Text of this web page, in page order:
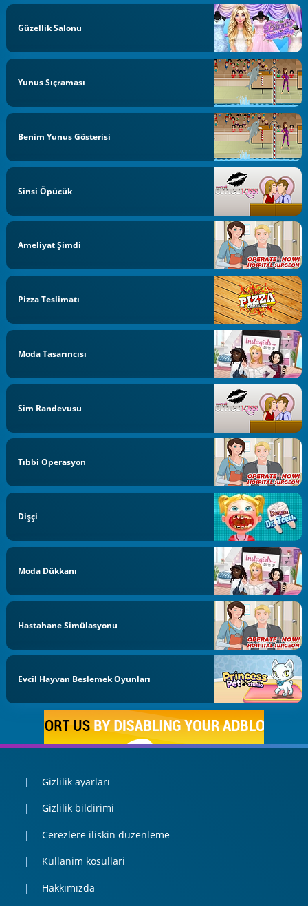
Güzellik Salonu
Yunus Sıçraması
Benim Yunus Gösterisi
Sinsi Öpücük
Ameliyat Şimdi
Pizza Teslimatı
Moda Tasarıncısı
Sim Randevusu
Tıbbi Operasyon
Dişçi
Moda Dükkanı
Hastahane Simülasyonu
Evcil Hayvan Beslemek Oyunları
Gizlilik ayarları
Gizlilik bildirimi
Cerezlere iliskin duzenleme
Kullanim kosullari
Hakkımızda